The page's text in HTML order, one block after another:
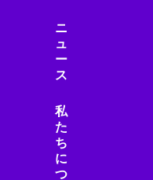
ニ
ュ
ー
ス
私
た
ち
に
つ